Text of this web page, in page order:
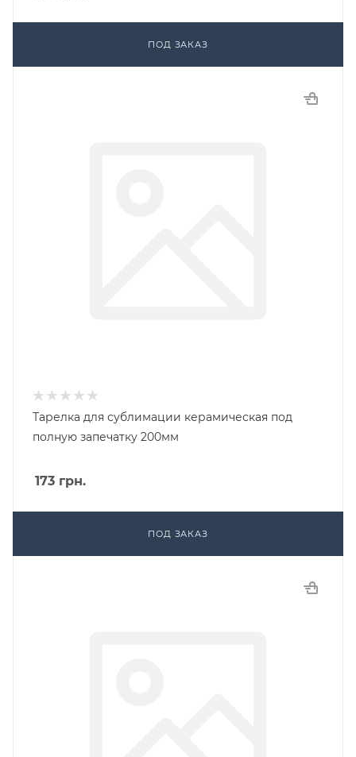
ПОД ЗАКАЗ
Тарелка для сублимации керамическая под
полную запечатку 200мм
173 грн.
ПОД ЗАКАЗ